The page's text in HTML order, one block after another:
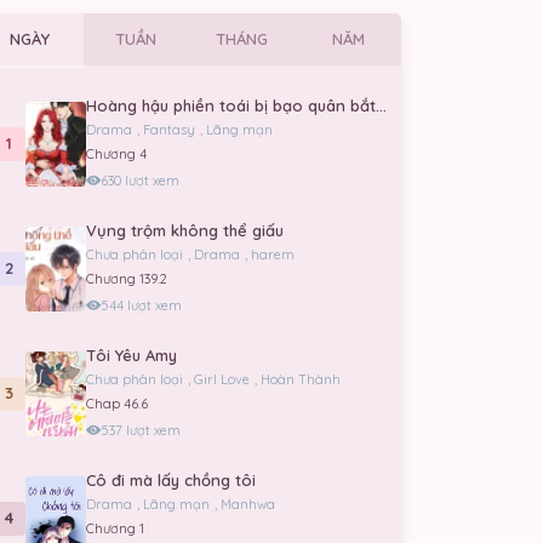
NGÀY TUẦN THÁNG NĂM
1
Drama , Fantasy , Lãng mạn
Chương 4
630 lượt xem
2
Vụng trộm không thể giấu
Chưa phân loại , Drama , harem
Chương 139.2
544 lượt xem
3
Tôi Yêu Amy
Chưa phân loại , Girl Love , Hoàn Thành
Chap 46.6
537 lượt xem
4
Cô đi mà lấy chồng tôi
Drama , Lãng mạn , Manhwa
Chương 1